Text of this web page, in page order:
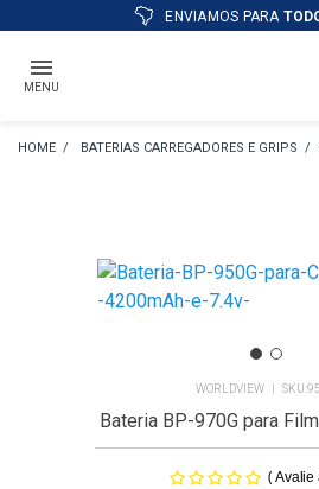
ATÉ12XE
MENU
BATERIAS CARREGADORES E GRIPS
WORLDVIEW
Bateria BP-970G para
(Avalie